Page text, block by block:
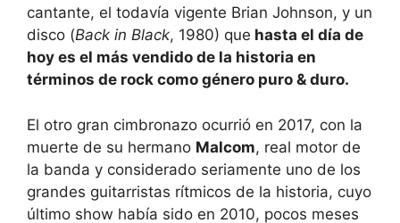
cantante, el todavía vigente Brian Johnson, y un
disco (Back in Black, 1980) que hasta el día de
hoy es el más vendido de la historia en
términos de rock como género puro & duro.
El otro gran cimbronazo ocurrió en 2017, con la
muerte de su hermano Malcom, real motor de
la banda y considerado seriamente uno de los
grandes guitarristas rítmicos de la historia, cuyo
último show había sido en 2010, pocos meses